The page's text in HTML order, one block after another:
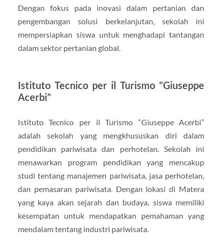
Dengan fokus pada inovasi dalam pertanian dan
pengembangan solusi berkelanjutan, sekolah ini
mempersiapkan siswa untuk menghadapi tantangan
dalam sektor pertanian global.
Istituto Tecnico per il Turismo “Giuseppe
Acerbi”
Istituto Tecnico per il Turismo “Giuseppe Acerbi”
adalah sekolah yang mengkhususkan diri dalam
pendidikan pariwisata dan perhotelan. Sekolah ini
menawarkan program pendidikan yang mencakup
studi tentang manajemen pariwisata, jasa perhotelan,
dan pemasaran pariwisata. Dengan lokasi di Matera
yang kaya akan sejarah dan budaya, siswa memiliki
kesempatan untuk mendapatkan pemahaman yang
mendalam tentang industri pariwisata.